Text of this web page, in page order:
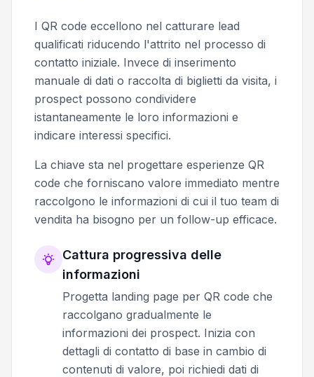
I QR code eccellono nel catturare lead
qualificati riducendo l'attrito nel processo di
contatto iniziale. Invece di inserimento
manuale di dati o raccolta di biglietti da visita, i
prospect possono condividere
istantaneamente le loro informazioni e
indicare interessi specifici.
La chiave sta nel progettare esperienze QR
code che forniscano valore immediato mentre
raccolgono le informazioni di cui il tuo team di
vendita ha bisogno per un follow-up efficace.
Cattura progressiva delle
informazioni
Progetta landing page per QR code che
raccolgano gradualmente le
informazioni dei prospect. Inizia con
dettagli di contatto di base in cambio di
contenuti di valore, poi richiedi dati di